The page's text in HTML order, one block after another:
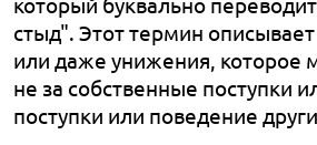
стыд". Этот термин описывает
или даже унижения, которое
не за собственные поступки
поступки или поведение